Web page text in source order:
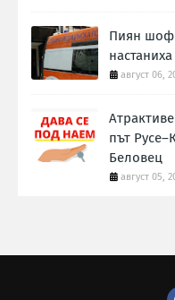
Пиян
август 06,
път
Беловец
август 05,